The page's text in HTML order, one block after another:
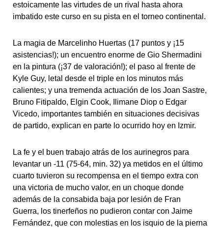
estoicamente las virtudes de un rival hasta ahora
imbatido este curso en su pista en el torneo continental.
La magia de Marcelinho Huertas (17 puntos y ¡15
asistencias!); un encuentro enorme de Gio Shermadini
en la pintura (¡37 de valoración!); el paso al frente de
Kyle Guy, letal desde el triple en los minutos más
calientes; y una tremenda actuación de los Joan Sastre,
Bruno Fitipaldo, Elgin Cook, Ilimane Diop o Edgar
Vicedo, importantes también en situaciones decisivas
de partido, explican en parte lo ocurrido hoy en Izmir.
La fe y el buen trabajo atrás de los aurinegros para
levantar un -11 (75-64, min. 32) ya metidos en el último
cuarto tuvieron su recompensa en el tiempo extra con
una victoria de mucho valor, en un choque donde
además de la consabida baja por lesión de Fran
Guerra, los tinerfeños no pudieron contar con Jaime
Fernández, que con molestias en los isquio de la pierna